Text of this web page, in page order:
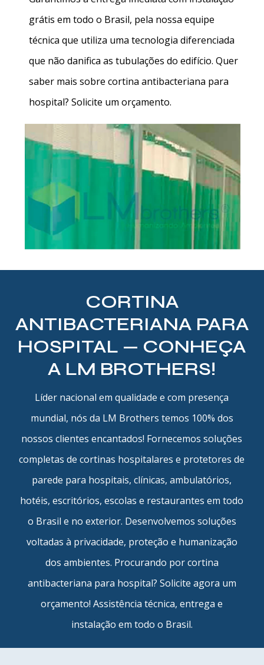
grátis em todo o Brasil, pela nossa equipe
técnica que utiliza uma tecnologia diferenciada
que não danifica as tubulações do edifício. Quer
saber mais sobrecortina antibacteriana para
hospital? Solicite um orçamento.
CORTINA
ANTIBACTERIANA PARA
HOSPITAL — CONHEÇA
A LM BROTHERS!
Líder nacional em qualidade e com presença
mundial, nós da LM Brothers temos 100% dos
nossos clientes encantados! Fornecemos soluções
completas de cortinas hospitalares e protetores de
parede para hospitais, clínicas, ambulatórios,
hotéis, escritórios, escolas e restaurantes em todo
o Brasil e no exterior. Desenvolvemos soluções
voltadas à privacidade, proteção e humanização
dos ambientes. Procurando porcortina
antibacteriana para hospital? Solicite agora um
orçamento! Assistência técnica, entrega e
instalação em todo o Brasil.